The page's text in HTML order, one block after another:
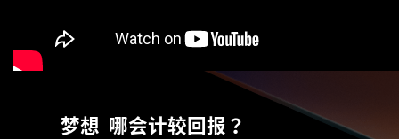
梦想 哪会计较回报？